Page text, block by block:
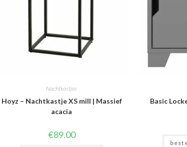
Nachtkastjes
Hoyz – Nachtkastje XS mill | Massief
acacia
€89.00
Basic